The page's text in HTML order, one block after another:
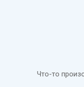
Что-то